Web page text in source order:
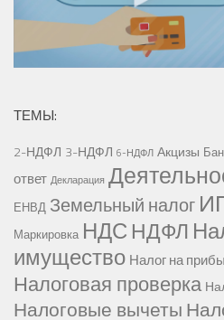
ТЕМЫ:
2-НДФЛ 3-НДФЛ 6-НДФЛ Акцизы
ответ Декларация
ЕНВД Земельный налог
Маркировка НДС НДФЛ
имущество Налог на
Налоговая проверка
Налоговые вычеты